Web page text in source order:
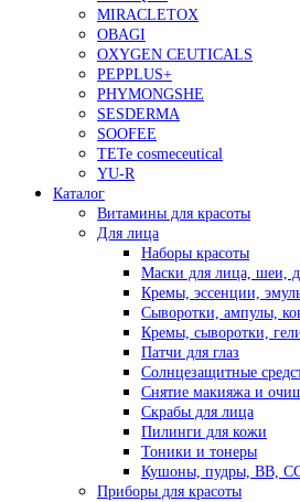
MIRACLETOX
OBAGI
OXYGEN CEUTICALS
PEPPLUS+
PHYMONGSHE
SESDERMA
SOOFEE
TETe cosmeceutical
YU-R
Каталог
Витамины для красоты
Для лица
Наборы красоты
Маски для лица, шеи,
Кремы, эссенции,
Сыворотки, ампулы,
Кремы, сыворотки,
Патчи для глаз
Солнцезащитные
Снятие макияжа и
Скрабы для лица
Пилинги для кожи
Тоники и тонеры
Кушоны, пудры, ВВ,
Приборы для красоты